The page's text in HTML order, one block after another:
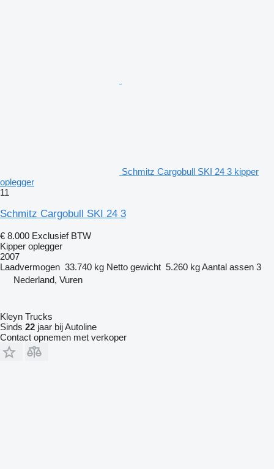
Schmitz Cargobull SKI 24 3 kipper
oplegger
11
Schmitz Cargobull SKI 24 3
€ 8.000 Exclusief BTW
Kipper oplegger
2007
Laadvermogen 33.740 kg Netto gewicht 5.260 kgAantal assen 3
Nederland, Vuren
Kleyn Trucks
Sinds 22 jaar bij Autoline
Contact opnemen met verkoper